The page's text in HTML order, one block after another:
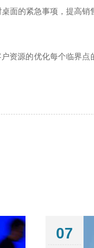
的紧急事项，提高销
源的优化每个临界点
07